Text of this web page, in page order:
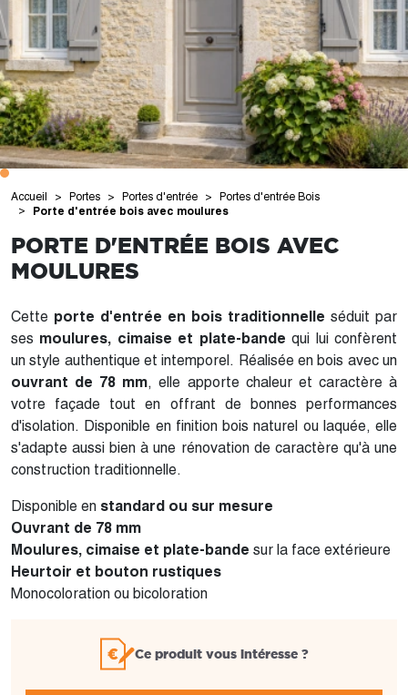
Accueil Portes Portes d'entrée Portes d'entrée Bois
Porte d'entrée bois avec moulures
PORTE D'ENTRÉE BOIS AVEC
MOULURES
Cette porte d'entrée en bois traditionnelle séduit par
ses moulures, cimaise et plate-bande qui lui confèrent
un style authentique et intemporel. Réalisée en bois avec un
ouvrant de 78 mm, elle apporte chaleur et caractère à
votre façade tout en offrant de bonnes performances
d'isolation. Disponible en finition bois naturel ou laquée, elle
s'adapte aussi bien à une rénovation de caractère qu'à une
construction traditionnelle.
Disponible en standard ou sur mesure
Ouvrant de 78 mm
Moulures, cimaise et plate-bande sur la face extérieure
Heurtoir et bouton rustiques
Monocoloration ou bicoloration
Ce produit vous intéresse ?